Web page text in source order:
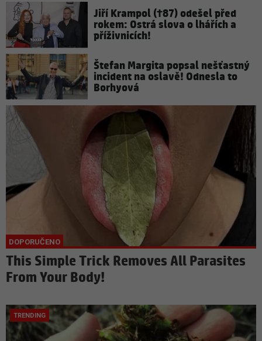
Jiří Krampol (†87) odešel před
rokem: Ostrá slova o lhářích a
příživnicích!
Štefan Margita popsal nešťastný
incident na oslavě! Odnesla to
Borhyová
This Simple Trick Removes All Parasites
From Your Body!